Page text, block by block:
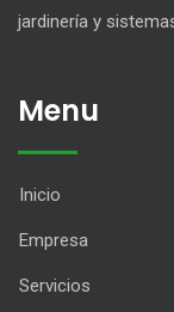
jardinería y
Menu
Inicio
Empresa
Servicios